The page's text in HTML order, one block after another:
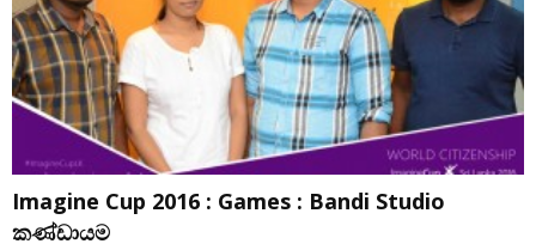
Imagine Cup 2016 : Games : Bandi Studio
කණ්ඩායම